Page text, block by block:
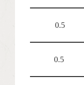
0.5
0.5